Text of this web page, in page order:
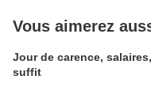
Vous aimerez
Jour de carence,
suffit